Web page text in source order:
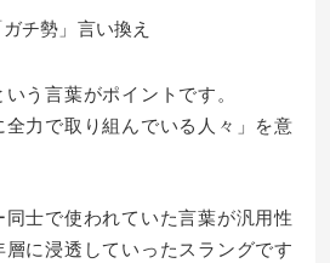
う言葉がポイントです。
力で取り組んでいる人々」を意
士で使われていた言葉が汎用性
に浸透していったスラングです